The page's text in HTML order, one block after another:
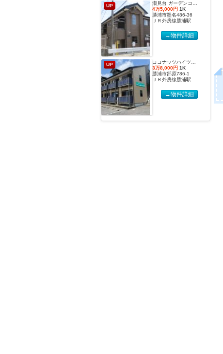
UP
潮見台 ガーデンコート【2027年度国際武道大学生 入居申込受付開始しました！】
4万5,000円 1K
勝浦市墨名486-36
ＪＲ外房線勝浦駅
→物件詳細
UP
ココナッツハイツ６【2027年度国際武道大学生 入居申込受付開始しました！】
3万8,000円 1K
勝浦市部原786-1
ＪＲ外房線勝浦駅
→物件詳細